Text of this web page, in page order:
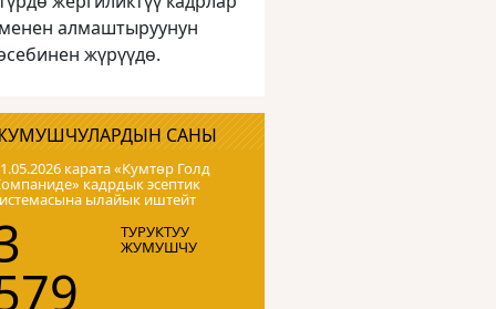
алмаштыруунун
жүрүүдө.
САНЫ
карата «Кумтɵр Голд
кадрдык эсептик
ылайык иштейт
ТУРУКТУУ
ЖУМУШЧУ